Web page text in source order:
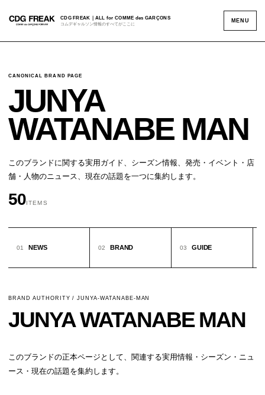
CDG FREAK｜ALL for COMME des GARÇONS
コムデギャルソン情報のすべてがここに MENU
CANONICAL BRAND PAGE
JUNYA
WATANABE MAN
このブランドに関する実用ガイド、シーズン情報、発売・イベント・店
舗・人物のニュース、現在の話題を一つに集約します。
50ITEMS
01 NEWS 02 BRAND 03 GUIDE
BRAND AUTHORITY / JUNYA-WATANABE-MAN
JUNYA WATANABE MAN
このブランドの正本ページとして、関連する実用情報・シーズン・ニュ
ース・現在の話題を集約します。